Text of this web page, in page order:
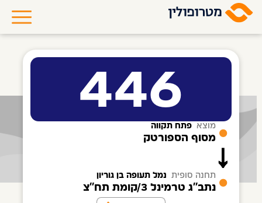
446
מוצא פתח תקווה
מסוף הספורטק
תחנה סופית נמל תעופה בן גוריון
נתב''ג טרמינל 3/קומת תח''צ